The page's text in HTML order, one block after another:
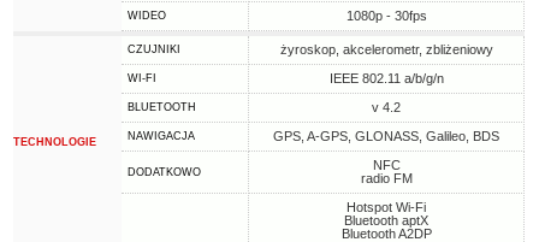
WIDEO 1080p - 30fps
TECHNOLOGIE
CZUJNIKI żyroskop, akcelerometr, zbliżeniowy
WI-FI IEEE 802.11 a/b/g/n
BLUETOOTH v 4.2
NAWIGACJA GPS, A-GPS, GLONASS, Galileo, BDS
DODATKOWO
NFC
radio FM
Hotspot Wi-Fi
Bluetooth aptX
Bluetooth A2DP